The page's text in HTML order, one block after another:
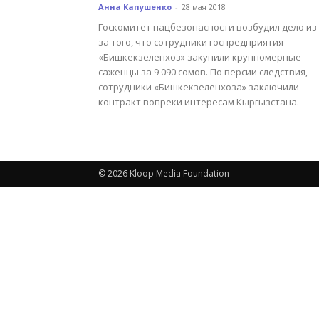
Анна Капушенко - 28 мая 2018
Госкомитет нацбезопасности возбудил дело из-
за того, что сотрудники госпредприятия
«Бишкекзеленхоз» закупили крупномерные
саженцы за 9 090 сомов. По версии следствия,
сотрудники «Бишкекзеленхоза» заключили
контракт вопреки интересам Кыргызстана.
© 2026 Kloop Media Foundation